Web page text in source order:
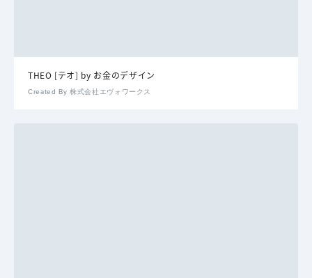
THEO [テオ] by お金のデザイン
Created By 株式会社エヴォワークス